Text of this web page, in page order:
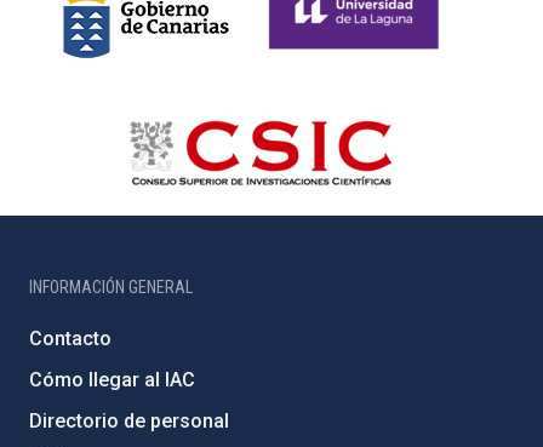
INFORMACIÓN GENERAL
Contacto
Cómo llegar al IAC
Directorio de personal